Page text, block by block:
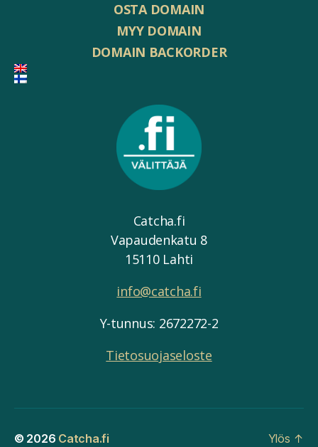
OSTA DOMAIN
MYY DOMAIN
DOMAIN BACKORDER
Catcha.fi
Vapaudenkatu 8
15110 Lahti
info@catcha.fi
Y-tunnus: 2672272-2
Tietosuojaseloste
© 2026 Catcha.fi Ylös ↑